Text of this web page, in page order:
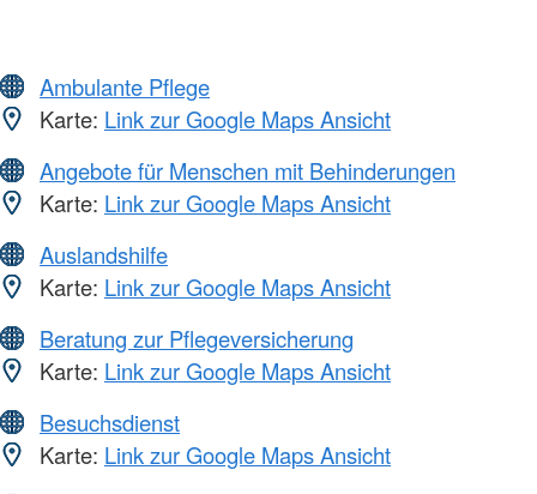
Ambulante Pflege
Karte: Link zur Google Maps Ansicht
Angebote für Menschen mit Behinderungen
Karte: Link zur Google Maps Ansicht
Auslandshilfe
Karte: Link zur Google Maps Ansicht
Beratung zur Pflegeversicherung
Karte: Link zur Google Maps Ansicht
Besuchsdienst
Karte: Link zur Google Maps Ansicht